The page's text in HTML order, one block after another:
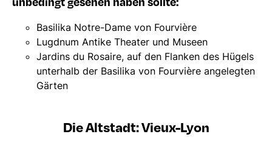
Basilika Notre-Dame von Fourvière
Lugdnum Antike Theater und Museen
Jardins du Rosaire, auf den Flanken des Hügels
unterhalb der Basilika von Fourvière angelegten
Gärten
Die Altstadt: Vieux-Lyon